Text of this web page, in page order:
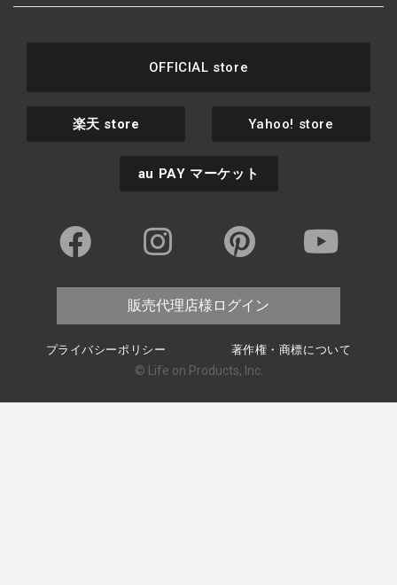
OFFICIAL store
楽天 store Yahoo! store
au PAY マーケット
販売代理店様ログイン
プライバシーポリシー 著作権・商標について
© Life on Products, Inc.